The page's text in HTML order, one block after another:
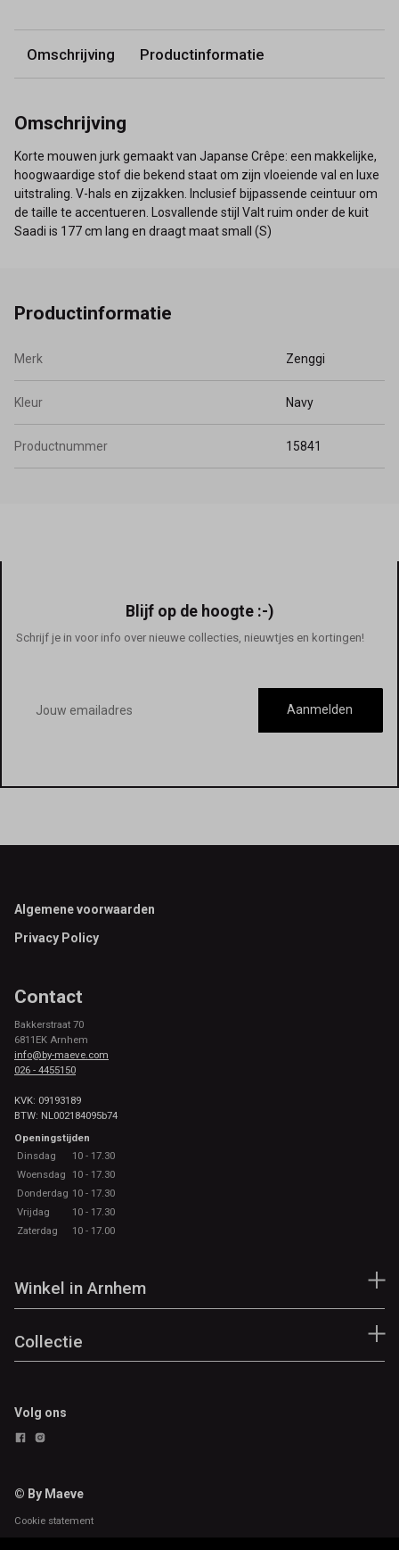
Omschrijving Productinformatie
Omschrijving
Korte mouwen jurk gemaakt van Japanse Crêpe: een makkelijke,
hoogwaardige stof die bekend staat om zijn vloeiende val en luxe
uitstraling. V-hals en zijzakken. Inclusief bijpassende ceintuur om
de taille te accentueren. Losvallende stijl Valt ruim onder de kuit
Saadi is 177 cm lang en draagt maat small (S)
Productinformatie
Merk Zenggi
Kleur Navy
Productnummer 15841
Blijf op de hoogte :-)
Schrijf je in voor info over nieuwe collecties, nieuwtjes en kortingen!
mailadres
Aanmelden
Footer
Algemene voorwaarden
Privacy Policy
Contact
Bakkerstraat 70
6811EK Arnhem
info@by-maeve.com
026 - 4455150
KVK: 09193189
BTW: NL002184095b74
Openingstijden
Dinsdag
10 - 17.30
Woensdag
10 - 17.30
Donderdag 10 - 17.30
Vrijdag
10 - 17.30
Zaterdag
10 - 17.00
Winkel in Arnhem
Collectie
Volg ons
© By Maeve
Cookie statement